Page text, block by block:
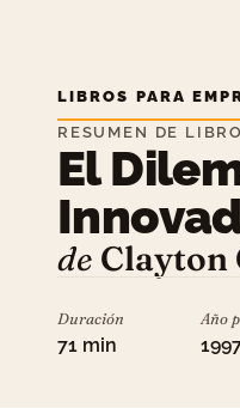
LIBROS PARA
RESUMEN DE LIBRO
El
de Clayton
Duración
71 min
Año